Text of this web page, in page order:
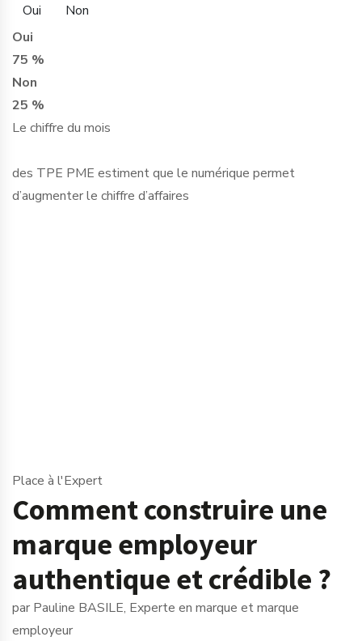
Oui
Non
Oui
75 %
Non
25 %
Le chiffre du mois
des TPE PME estiment que le numérique permet
d’augmenter le chiffre d’affaires
Place à l'Expert
Comment construire une
marque employeur
authentique et crédible ?
par Pauline BASILE, Experte en marque et marque
employeur